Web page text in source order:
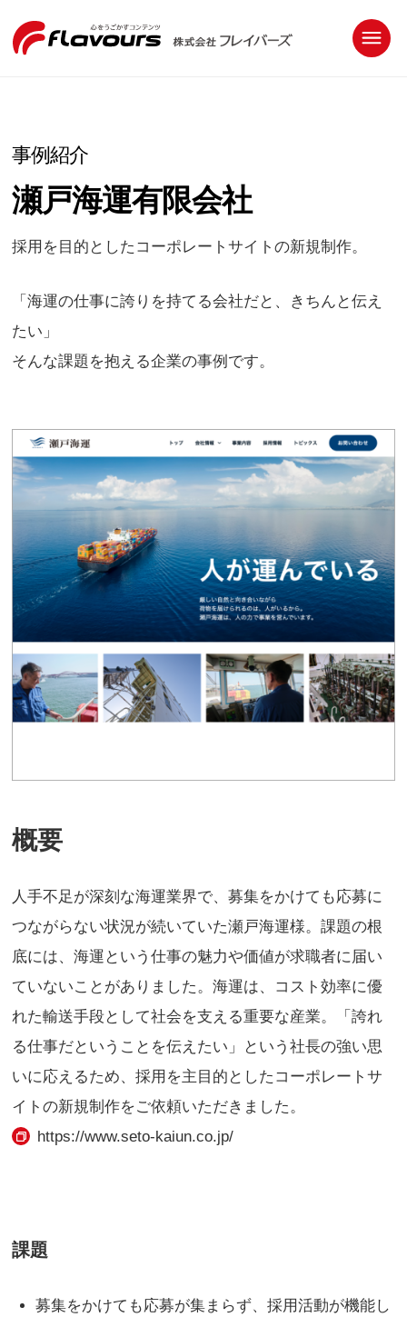
事例紹介
瀬戸海運有限会社
採用を目的としたコーポレートサイトの新規制作。
「海運の仕事に誇りを持てる会社だと、きちんと伝え
たい」
そんな課題を抱える企業の事例です。
概要
人手不足が深刻な海運業界で、募集をかけても応募に
つながらない状況が続いていた瀬戸海運様。課題の根
底には、海運という仕事の魅力や価値が求職者に届い
ていないことがありました。海運は、コスト効率に優
れた輸送手段として社会を支える重要な産業。「誇れ
る仕事だということを伝えたい」という社長の強い思
いに応えるため、採用を主目的としたコーポレートサ
イトの新規制作をご依頼いただきました。
https://www.seto-kaiun.co.jp/
課題
募集をかけても応募が集まらず、採用活動が機能し